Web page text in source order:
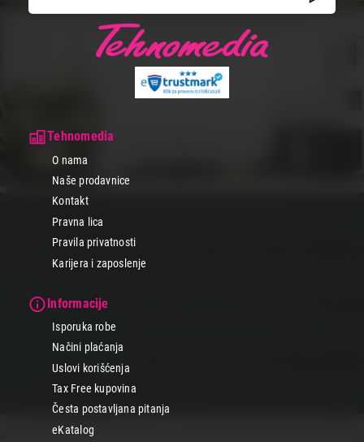
Tehnomedia
O nama
Naše prodavnice
Kontakt
Pravna lica
Pravila privatnosti
Karijera i zaposlenje
Informacije
Isporuka robe
Načini plaćanja
Uslovi korišćenja
Tax Free kupovina
Česta postavljana pitanja
eKatalog